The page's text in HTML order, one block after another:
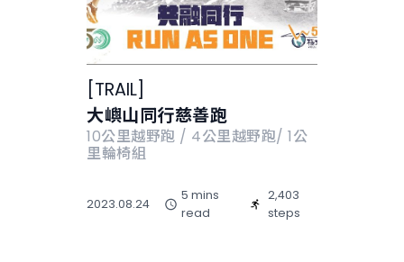
TRAIL
大嶼山同行慈善跑
10公里越野跑 / 4公里越野跑/ 1公
里輪椅組
2023.08.24
5 mins
read
2,403
steps